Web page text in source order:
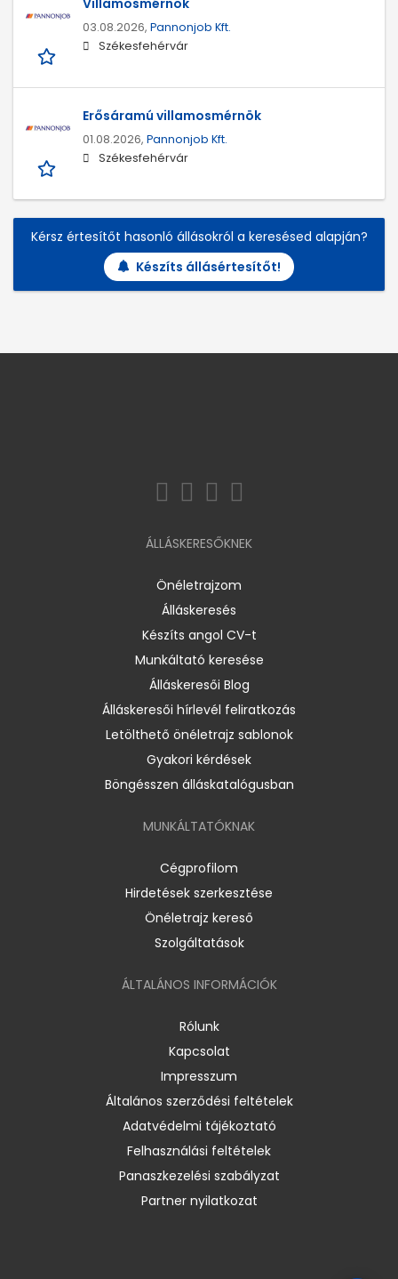
Villamosmérnök
03.08.2026, Pannonjob Kft.
Székesfehérvár
Erősáramú villamosmérnök
01.08.2026, Pannonjob Kft.
Székesfehérvár
Kérsz értesítőt hasonló állásokról a keresésed alapján?
Készíts állásértesítőt!
ÁLLÁSKERESŐKNEK
Önéletrajzom
Álláskeresés
Készíts angol CV-t
Munkáltató keresése
Álláskeresői Blog
Álláskeresői hírlevél feliratkozás
Letölthető önéletrajz sablonok
Gyakori kérdések
Böngésszen álláskatalógusban
MUNKÁLTATÓKNAK
Cégprofilom
Hirdetések szerkesztése
Önéletrajz kereső
Szolgáltatások
ÁLTALÁNOS INFORMÁCIÓK
Rólunk
Kapcsolat
Impresszum
Általános szerződési feltételek
Adatvédelmi tájékoztató
Felhasználási feltételek
Panaszkezelési szabályzat
Partner nyilatkozat